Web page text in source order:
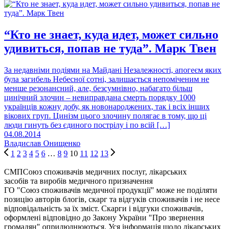
“Кто не знает, куда идет, может сильно
удивиться, попав не туда”. Марк Твен
За недавніми подіями на Майдані Незалежності, апогеєм яких
була загибель Небесної сотні, залишається непоміченим не
менше резонансний, але, безсумнівно, набагато більш
цинічний злочин – невиправдана смерть порядку 1000
українців кожну добу, як новонароджених, так і всіх інших
вікових груп. Цинізм цього злочину полягає в тому, що ці
люди гинуть без єдиного пострілу і по всій […]
04.08.2014
Владислав Онищенко
1 2 3 4 5 6 … 8 9 10 11 12 13
СМПСоюз споживачів медичних послуг, лікарських
засобів та виробів медичного призначення
ГО "Союз споживачів медичної продукції" може не поділяти
позицію авторів блогів, скарг та відгуків споживачів і не несе
відповідальність за їх зміст. Скарги і відгуки споживачів,
оформлені відповідно до Закону України "Про звернення
громадян" оприлюднюються. Уся інформація щодо лікарських